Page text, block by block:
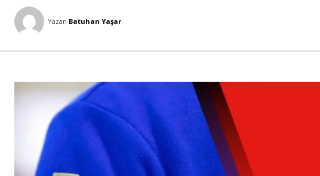
Yazan Batuhan Yaşar